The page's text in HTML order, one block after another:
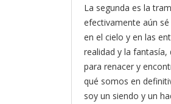
La segunda es la
efectivamente aún
en el cielo y en las
realidad y la fantasía,
para renacer y
qué somos en
soy un siendo y un